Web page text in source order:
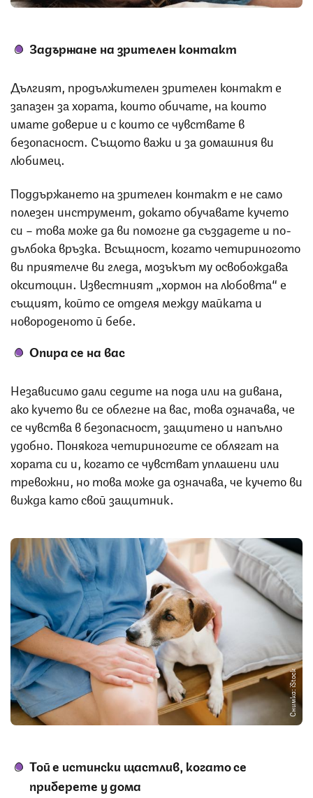
Задържане на зрителен контакт
Дългият, продължителен зрителен контакт е
запазен за хората, които обичате, на които
имате доверие и с които се чувствате в
безопасност. Същото важи и за домашния ви
любимец.
Поддържането на зрителен контакт е не само
полезен инструмент, докато обучавате кучето
си – това може да ви помогне да създадете и по-
дълбока връзка. Всъщност, когато четириногото
ви приятелче ви гледа, мозъкът му освобождава
окситоцин. Известният „хормон на любовта“ е
същият, който се отделя между майката и
новороденото й бебе.
Опира се на вас
Независимо дали седите на пода или на дивана,
ако кучето ви се облегне на вас, това означава, че
се чувства в безопасност, защитено и напълно
удобно. Понякога четириногите се облягат на
хората си и, когато се чувстват уплашени или
тревожни, но това може да означава, че кучето ви
вижда като свой защитник.
Снимка: iStock
Той е истински щастлив, когато се
приберете у дома